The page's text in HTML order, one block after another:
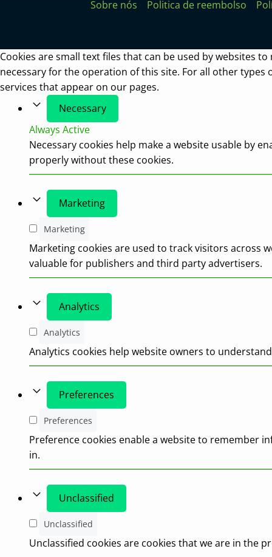
Sobre nós Politica de reembolso
Cookies are small text files that can be used by websites
necessary for the operation of this site. For all other types
services that appear on our pages.
Necessary
Always Active
Necessary cookies help make a website usable by
properly without these cookies.
Marketing
Marketing
Marketing cookies are used to track visitors across
valuable for publishers and third party advertisers.
Analytics
Analytics
Analytics cookies help website owners to
Preferences
Preferences
Preference cookies enable a website to remember
in.
Unclassified
Unclassified
Unclassified cookies are cookies that we are in the